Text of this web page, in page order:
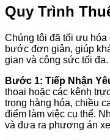
Quy Trình
Chúng tôi đã tối ưu hóa
bước đơn giản, giúp
gian và công sức tối đa.
Bước 1: Tiếp Nhận
thoại hoặc các kênh
trọng hàng hóa, chiều
điểm làm việc cụ thể.
và đưa ra phương án